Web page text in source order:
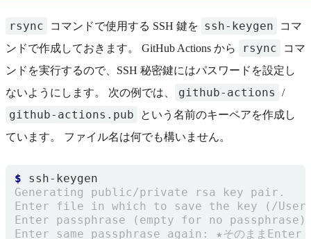
rsync コマンドで使用する SSH 鍵を ssh-keygen
コマ
ンドで作成しておきます。 GitHub Actions から
rsync
コマ
ンドを実行するので、SSH 秘密鍵にはパスワードを設定し
ないようにします。 次の例では、
github-actions /
github-actions.pub
という名前のキーペアを作成し
ています。 ファイル名は何でも構いません。
$